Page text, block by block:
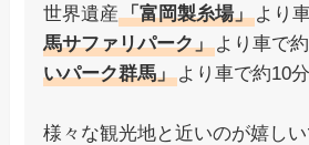
世界遺産「富岡製糸場」より
馬サファリパーク」より車で
いパーク群馬」より車で約10分
様々な観光地と近いのが嬉しい